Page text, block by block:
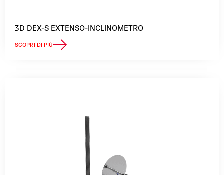
3D DEX-S EXTENSO-INCLINOMETRO
SCOPRI DI PIÙ